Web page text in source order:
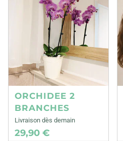
ORCHIDEE 2
BRANCHES
Livraison dès demain
29,90 €